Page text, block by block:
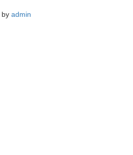
by admin